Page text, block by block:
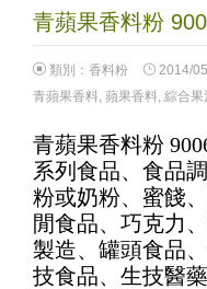
青蘋果香料粉
類別： 香料粉 2014/
青蘋果香料 蘋果香料 綜合果
青蘋果香料粉
系列食品、食品
粉或奶粉、蜜餞
閒食品、巧克力
製造、罐頭食品
技食品、生技醫